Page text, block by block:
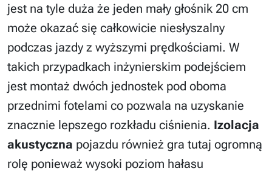
jest na tyle duża że jeden mały głośnik 20 cm
może okazać się całkowicie niesłyszalny
podczas jazdy z wyższymi prędkościami. W
takich przypadkach inżynierskim podejściem
jest montaż dwóch jednostek pod oboma
przednimi fotelami co pozwala na uzyskanie
znacznie lepszego rozkładu ciśnienia. Izolacja
akustyczna pojazdu również gra tutaj ogromną
rolę ponieważ wysoki poziom hałasu